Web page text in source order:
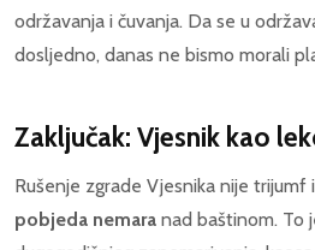
održavanja i čuvanja. Da se u
dosljedno, danas ne bismo morali
Zaključak: Vjesnik kao
Rušenje zgrade Vjesnika nije trijumf
pobjeda nemara nad baštinom. To